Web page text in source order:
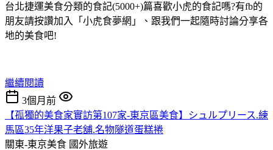
台北捷運美食分類的食記(5000+)篇喜歡小虎的食記嗎?有fb的
朋友請按讚加入「小虎食夢網」、跟我們一起隨時討論分享各
地的美食吧!
繼續閱讀
3個月前
【孤獨的美食家實訪第107家-東京區美食】シュルプリース.練
馬區35年洋果子老舖.名物隧道蛋糕捲
關東-東京美食 國外旅遊